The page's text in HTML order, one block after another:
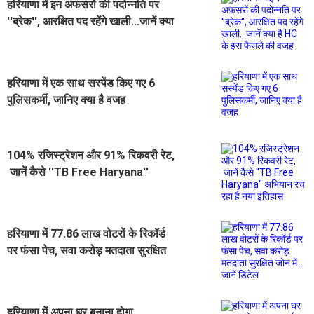
हरियाणा में इन अफसरों की पदोन्नति पर
''ब्रेक'', आरक्षित पद रहेंगे खाली...जानें क्या
हरियाणा में एक साथ सस्पेंड किए गए 6
पुलिसकर्मी, जानिए क्या है वजह
104% रजिस्ट्रेशन और 91% रिकवरी रेट,
जानें कैसे ''TB Free Haryana''
हरियाणा में 77.86 लाख वोटरों के रिकॉर्ड
पर फंसा पेच, सवा करोड़ मतदाता सुरक्षित